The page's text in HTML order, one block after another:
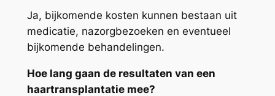
Ja, bijkomende kosten kunnen bestaan uit
medicatie, nazorgbezoeken en eventueel
bijkomende behandelingen.
Hoe lang gaan de resultaten van een
haartransplantatie mee?